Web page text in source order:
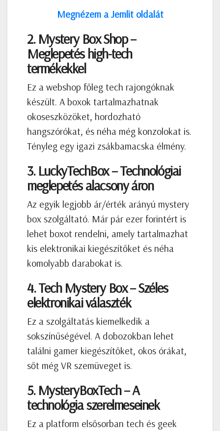
Megnézem a Jemlit oldalát
2. Mystery Box Shop –
Meglepetés high-tech
termékekkel
Ez a webshop főleg tech rajongóknak
készült. A boxok tartalmazhatnak
okoseszközöket, hordozható
hangszórókat, és néha még konzolokat is.
Tényleg egy igazi zsákbamacska élmény.
3. LuckyTechBox – Technológiai
meglepetés alacsony áron
Az egyik legjobb ár/érték arányú mystery
box szolgáltató. Már pár ezer forintért is
lehet boxot rendelni, amely tartalmazhat
kis elektronikai kiegészítőket és néha
komolyabb darabokat is.
4. Tech Mystery Box – Széles
elektronikai választék
Ez a szolgáltatás kiemelkedik a
sokszínűségével. A dobozokban lehet
találni gamer kiegészítőket, okos órákat,
sőt még VR szemüveget is.
5. MysteryBoxTech – A
technológia szerelmeseinek
Ez a platform elsősorban tech és geek